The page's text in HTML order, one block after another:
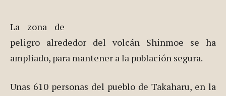
peligro alrededor del volcán Shinmoe se ha